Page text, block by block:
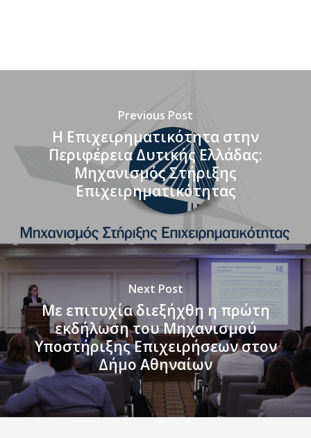
Previous Post
Η Επιχειρηματικότητα στην
Περιφέρεια Δυτικής Ελλάδας:
Μηχανισμός Στήριξης
Επιχειρηματικότητας
Next Post
Με επιτυχία διεξήχθη η πρώτη
εκδήλωση του Μηχανισμού
Υποστήριξης Επιχειρήσεων στον
Δήμο Αθηναίων